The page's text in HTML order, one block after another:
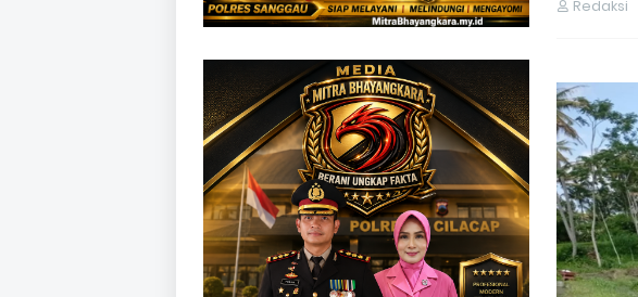
Redaksi